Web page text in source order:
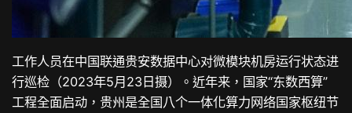
工作人员在中国联通贵安数据中心对微模块机房运行状态进
行巡检（2023年5月23日摄）。近年来，国家“东数西算”
工程全面启动，贵州是全国八个一体化算力网络国家枢纽节